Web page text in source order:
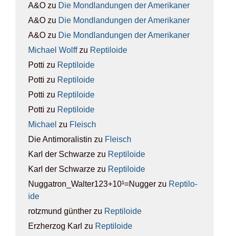
A&O zu Die Mond­lan­dun­gen der Ame­ri­ka­ner
A&O zu Die Mond­lan­dun­gen der Ame­ri­ka­ner
A&O zu Die Mond­lan­dun­gen der Ame­ri­ka­ner
Michael Wolffzu Rep­ti­lo­ide
Potti zu Rep­ti­lo­ide
Potti zu Rep­ti­lo­ide
Potti zu Rep­ti­lo­ide
Potti zu Rep­ti­lo­ide
Michael zu Fleisch
Die Antimoralistin zu Fleisch
Karl der Schwarze zu Rep­ti­lo­ide
Karl der Schwarze zu Rep­ti­lo­ide
Nuggatron_Walter123+10¹=Nugger zu Rep­ti­lo­
ide
rotzmund günther zu Rep­ti­lo­ide
Erzherzog Karl zu Rep­ti­lo­ide